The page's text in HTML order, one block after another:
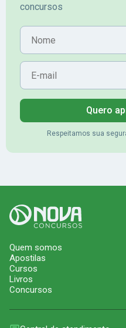
concursos
Nome
E-mail
Quero
Respeitamos sua
Quem somos
Apostilas
Cursos
Livros
Concursos